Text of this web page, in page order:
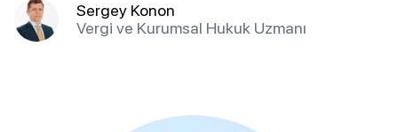
Sergey Konon
Vergi ve Kurumsal Hukuk Uzmanı